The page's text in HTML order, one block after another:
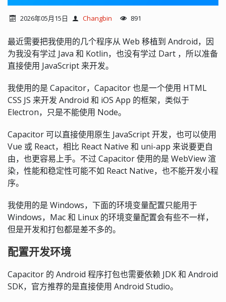
2026年05月15日 Changbin 891
最近需要把我使用的几个程序从 Web 移植到 Android，因
为我没有学过 Java 和 Kotlin，也没有学过 Dart ，所以准备
直接使用 JavaScript 来开发。
我使用的是 Capacitor，Capacitor 也是一个使用 HTML
CSS JS 来开发 Android 和 iOS App 的框架，类似于
Electron，只是不能使用 Node。
Capacitor 可以直接使用原生 JavaScript 开发，也可以使用
Vue 或 React，相比 React Native 和 uni-app 来说要更自
由，也更容易上手。不过 Capacitor 使用的是 WebView 渲
染，性能和稳定性可能不如 React Native，也不能开发小程
序。
我使用的是 Windows，下面的环境变量配置只能用于
Windows，Mac 和 Linux 的环境变量配置会有些不一样，
但是开发和打包都是差不多的。
配置开发环境
Capacitor 的 Android 程序打包也需要依赖 JDK 和 Android
SDK，官方推荐的是直接使用 Android Studio。